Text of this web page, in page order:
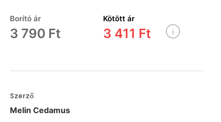
Borító ár
3 790 Ft
Kötött ár
3 411 Ft
Szerző
Melin Cedamus